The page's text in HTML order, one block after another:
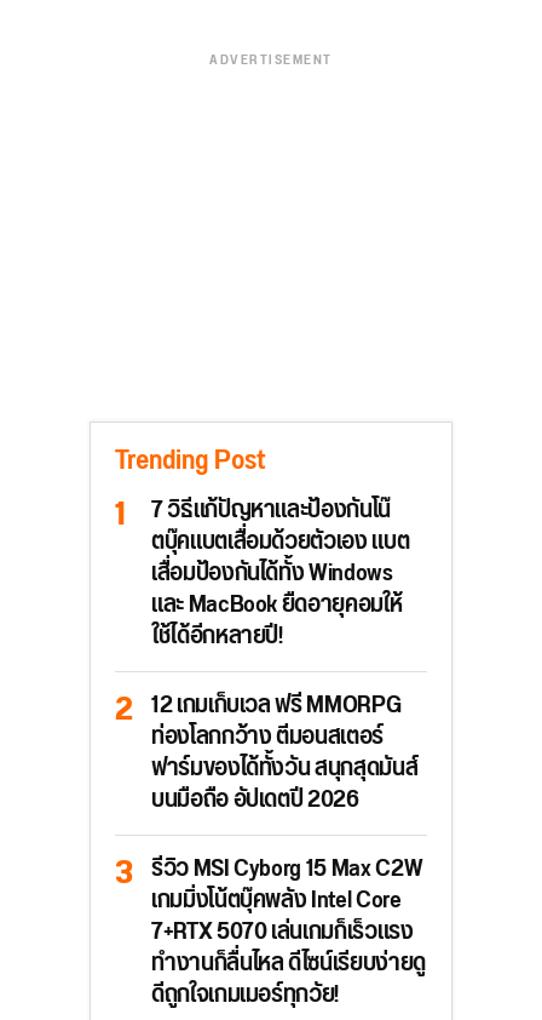
ADVERTISEMENT
Trending Post
7 วิธีแก้ปัญหาและป้องกันโน๊
ตบุ๊คแบตเสื่อมด้วยตัวเอง แบต
เสื่อมป้องกันได้ทั้ง Windows
และ MacBook ยืดอายุคอมให้
ใช้ได้อีกหลายปี!
12 เกมเก็บเวล ฟรี MMORPG
ท่องโลกกว้าง ตีมอนสเตอร์
ฟาร์มของได้ทั้งวัน สนุกสุดมันส์
บนมือถือ อัปเดตปี 2026
รีวิว MSI Cyborg 15 Max C2W
เกมมิ่งโน้ตบุ๊คพลัง Intel Core
7+RTX 5070 เล่นเกมก็เร็วแรง
ทำงานก็ลื่นไหล ดีไซน์เรียบง่ายดู
ดีถูกใจเกมเมอร์ทุกวัย!